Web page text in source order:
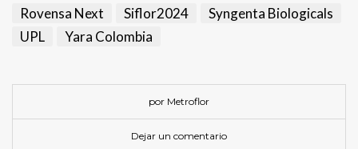
Rovensa Next
Siflor2024
Syngenta Biologicals
UPL
Yara Colombia
por Metroflor
Dejar un comentario